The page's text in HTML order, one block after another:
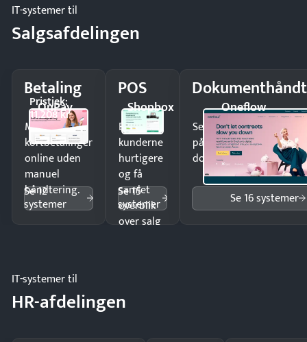
IT-systemer til
Salgsafdelingen
Betaling
OnPay
Pristjek:
11.208 kr
Modtag
kortbetalinger
online uden
manuel
håndtering.
Se 12
systemer
POS
Shopbox
Ekspedér
kunderne
hurtigere
og få
samlet
overblik
over salg
Se 15
systemer
Oneflow
Send kontrakter til
på minutter og mist
dokumenter.
Se 16 systemer
IT-systemer til
HR-afdelingen